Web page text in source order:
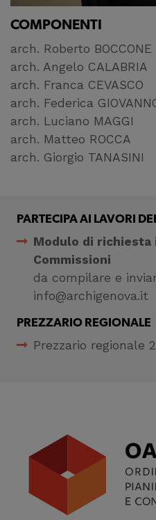
COMPONENTI
arch. Roberto BOCCONE
arch. Angelo CALABRIA
arch. Franca CEVASCO
arch. Federica
arch. Luciano MAGGI
arch. Matteo ROCCA
arch. Giorgio TANASINI
PARTECIPA AI LAVORI
Modulo di richiesta
Commissioni
da compilare e
info@archigenova.it
PREZZARIO REGIONALE
Prezzario regionale